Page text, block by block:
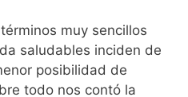
muy sencillos
saludables inciden de
posibilidad de
todo nos contó la